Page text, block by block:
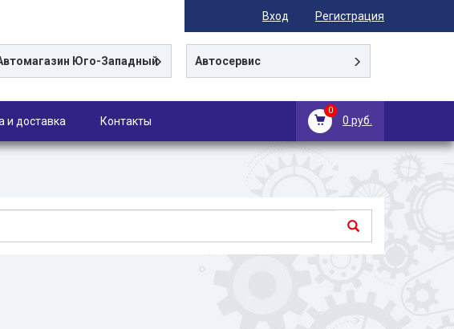
Вход Регистрация
Юго-Западный Автосервис
0
0 руб.
и доставка Контакты